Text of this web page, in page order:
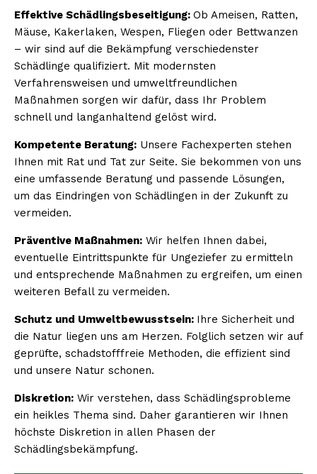
Effektive Schädlingsbeseitigung: Ob Ameisen, Ratten,
Mäuse, Kakerlaken, Wespen, Fliegen oder Bettwanzen
– wir sind auf die Bekämpfung verschiedenster
Schädlinge qualifiziert. Mit modernsten
Verfahrensweisen und umweltfreundlichen
Maßnahmen sorgen wir dafür, dass Ihr Problem
schnell und langanhaltend gelöst wird.
Kompetente Beratung: Unsere Fachexperten stehen
Ihnen mit Rat und Tat zur Seite. Sie bekommen von uns
eine umfassende Beratung und passende Lösungen,
um das Eindringen von Schädlingen in der Zukunft zu
vermeiden.
Präventive Maßnahmen: Wir helfen Ihnen dabei,
eventuelle Eintrittspunkte für Ungeziefer zu ermitteln
und entsprechende Maßnahmen zu ergreifen, um einen
weiteren Befall zu vermeiden.
Schutz und Umweltbewusstsein: Ihre Sicherheit und
die Natur liegen uns am Herzen. Folglich setzen wir auf
geprüfte, schadstofffreie Methoden, die effizient sind
und unsere Natur schonen.
Diskretion: Wir verstehen, dass Schädlingsprobleme
ein heikles Thema sind. Daher garantieren wir Ihnen
höchste Diskretion in allen Phasen der
Schädlingsbekämpfung.